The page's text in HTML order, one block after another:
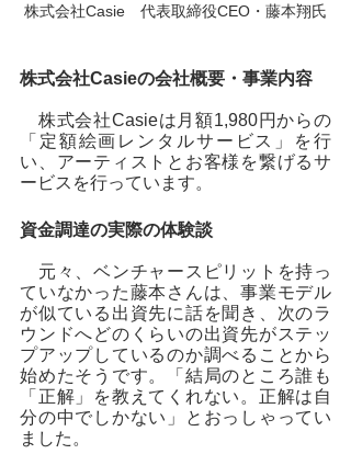
株式会社Casie　代表取締役CEO・藤本翔氏
株式会社Casieの会社概要・事業内容
株式会社Casieは月額1,980円からの
「定額絵画レンタルサービス」を行
い、アーティストとお客様を繋げるサ
ービスを行っています。
資金調達の実際の体験談
元々、ベンチャースピリットを持っ
ていなかった藤本さんは、事業モデル
が似ている出資先に話を聞き、次のラ
ウンドへどのくらいの出資先がステッ
プアップしているのか調べることから
始めたそうです。「結局のところ誰も
「正解」を教えてくれない。正解は自
分の中でしかない」とおっしゃってい
ました。